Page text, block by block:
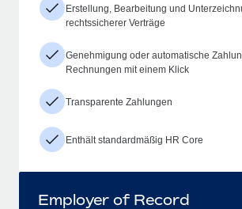
Erstellung, Bearbeitung und
rechtssicherer Verträge
Genehmigung oder automatische
Rechnungen mit einem Klick
Transparente Zahlungen
Enthält standardmäßig HR Core
Employer of Record